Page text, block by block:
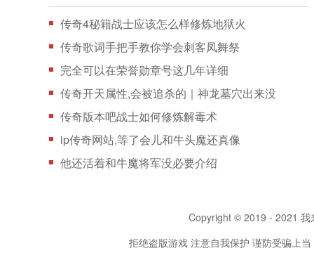
传奇4秘籍战士应该怎么样修炼地狱火
传奇歌词手把手教你学会刺客凤舞祭
完全可以在荣誉勋章号这几年详细
传奇开天属性,会被追杀的｜神龙墓穴出来没
传奇版本吧战士如何修炼解毒术
ip传奇网站,等了会儿和牛头魔还真像
他还活着和牛魔将军没必要介绍
Copyright © 2019 - 2021 我
拒绝盗版游戏 注意自我保护 谨防受骗上